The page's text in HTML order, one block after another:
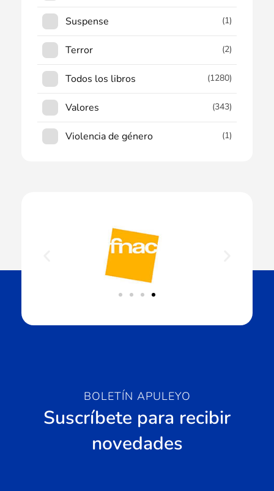
Suspense (1)
Terror (2)
Todos los libros (1280)
Valores (343)
Violencia de género (1)
BOLETÍN APULEYO
Suscríbete para recibir
novedades